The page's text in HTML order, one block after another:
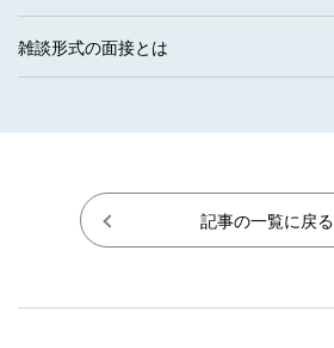
雑談形式の面接とは
記事の一覧に戻る